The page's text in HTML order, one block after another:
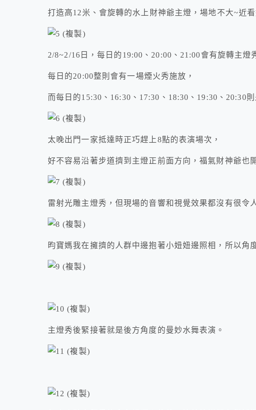
打造高12米、會旋轉的水上財神爺主燈，場地不大~近
2/8~2/16日，每日的19:00、20:00、21:00會有旋轉主燈
每日的20:00整則會有一場煙火秀施放，
而每日的15:30、16:30、17:30、18:30、19:30、20:30則
太晚出門一家抵達時正巧趕上8點的表演場次，
好不容易沿著步道擠到主燈正前面方向，福氣財神爺也
雷射光雕主燈秀，但現場的音響和視覺效果都沒有很令
昀寶媽我在擁擠的人群中邊抱著小妞妞邊照相，所以角
主燈秀後緊接著就是後方角度的曼妙水舞表演。